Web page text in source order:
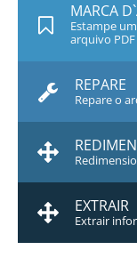
MARCA
Estampe
arquivo PDF
REPARE
Repare o
EXTRAIR
Extrair